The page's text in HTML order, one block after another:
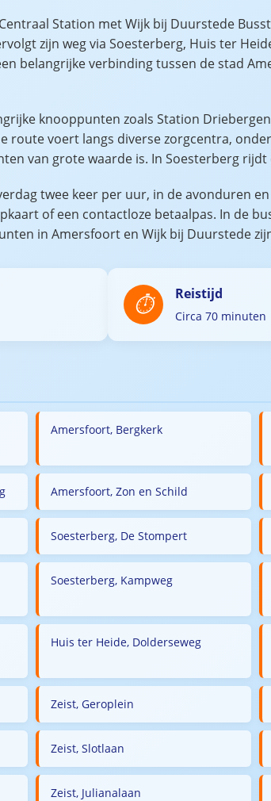
Station met Wijk bij Duurstede
zijn weg via Soesterberg, Huis ter
belangrijke verbinding tussen de stad
knooppunten zoals Station
route voert langs diverse zorgcentra,
van grote waarde is. In Soesterberg
twee keer per uur, in de avonduren
of een contactloze betaalpas. In de
in Amersfoort en Wijk bij Duurstede
Reistijd
Circa 70 minuten
Amersfoort, Bergkerk
Amersfoort, Zon en Schild
Soesterberg, De Stompert
Soesterberg, Kampweg
Huis ter Heide, Dolderseweg
Zeist, Geroplein
Zeist, Slotlaan
Zeist, Julianalaan